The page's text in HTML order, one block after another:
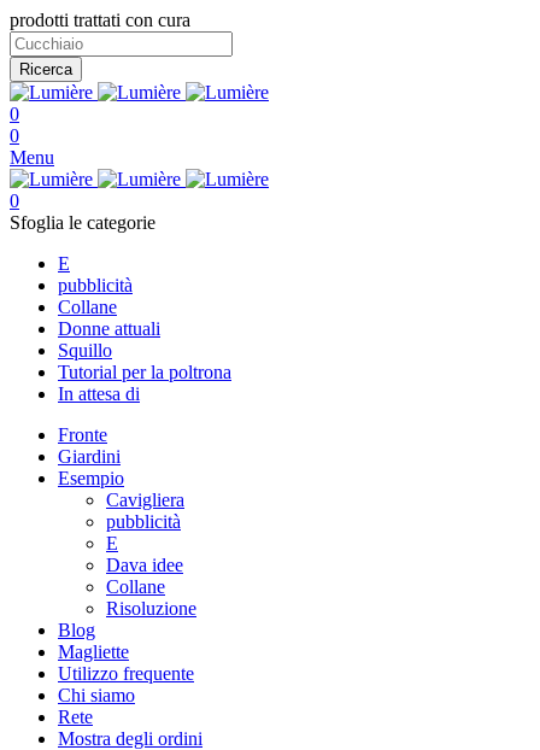
prodotti trattati con cura
Ricerca
0
0
Menu
0
Sfoglia le categorie
E
pubblicità
Collane
Donne attuali
Squillo
Tutorial per la poltrona
In attesa di
Fronte
Giardini
Esempio
Cavigliera
pubblicità
E
Dava idee
Collane
Risoluzione
Blog
Magliette
Utilizzo frequente
Chi siamo
Rete
Mostra degli ordini